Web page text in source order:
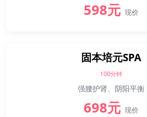
598元 现价
固本培元SPA
100分钟
强腰护肾、阴阳平衡
698元 现价